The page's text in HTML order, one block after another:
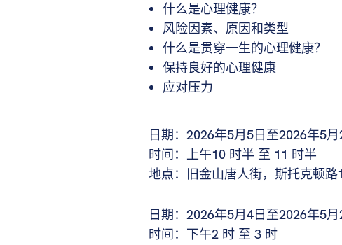
什么是心理健康？
风险因素、原因和类型
什么是贯穿一生的心理健康？
保持良好的心理健康
应对压力
日期：2026年5月5日至2026年5
时间：上午10 时半 至 11 时半
地点：旧金山唐人街，斯托克顿
日期：2026年5月4日至2026年5
时间：下午2 时 至 3 时